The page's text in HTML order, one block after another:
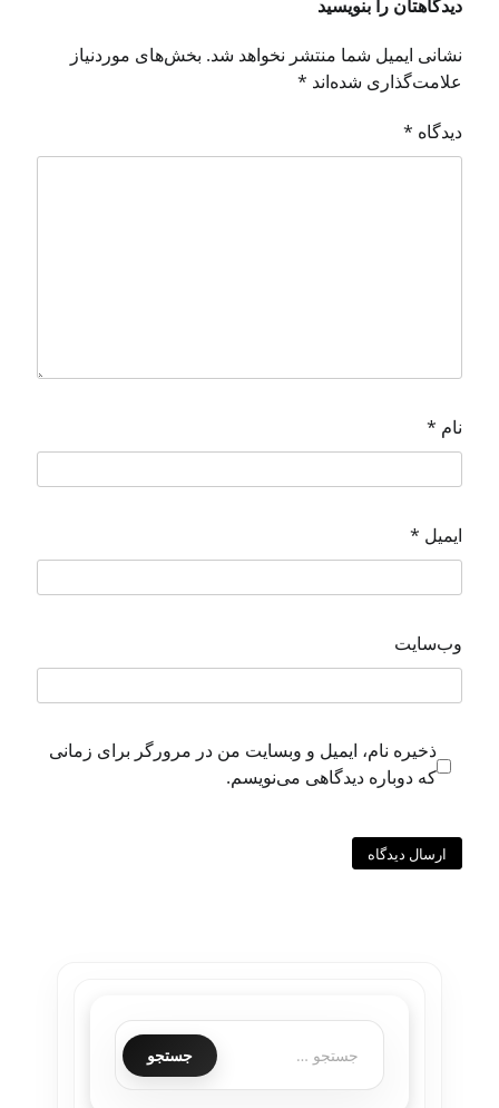
دیدگاهتان را بنویسید
نشانی ایمیل شما منتشر نخواهد شد. بخش‌های موردنیاز
علامت‌گذاری شده‌اند *
دیدگاه *
نام *
ایمیل *
وب‌سایت
ذخیره نام، ایمیل و وبسایت من در مرورگر برای زمانی
که دوباره دیدگاهی می‌نویسم.